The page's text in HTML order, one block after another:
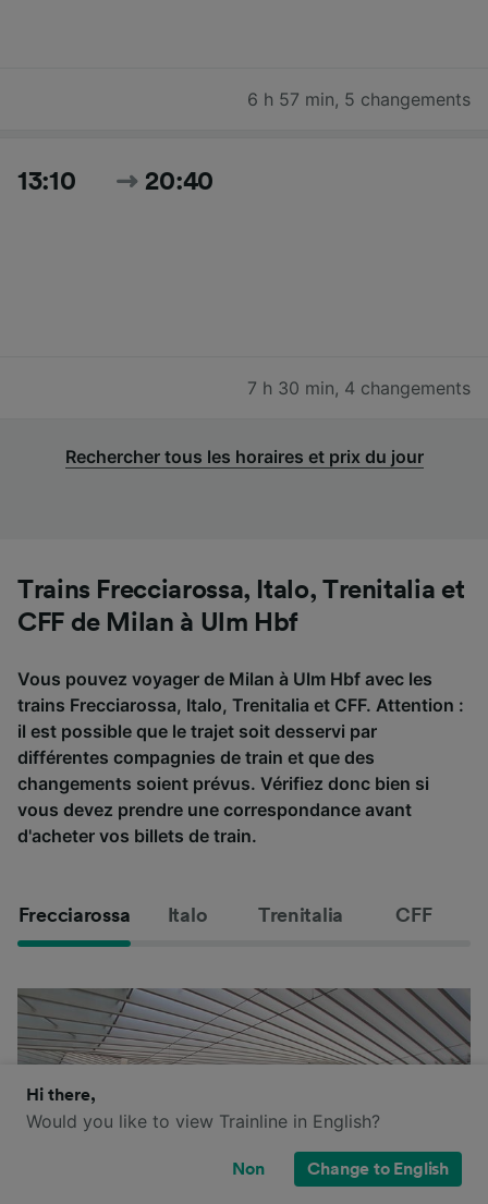
6 h 57 min, 5 changements
13:10 20:40
7 h 30 min, 4 changements
Rechercher tous les horaires et prix du jour
Trains Frecciarossa, Italo, Trenitalia et
CFF de Milan à Ulm Hbf
Vous pouvez voyager de Milan à Ulm Hbf avec les
trains Frecciarossa, Italo, Trenitalia et CFF. Attention :
il est possible que le trajet soit desservi par
différentes compagnies de train et que des
changements soient prévus. Vérifiez donc bien si
vous devez prendre une correspondance avant
d'acheter vos billets de train.
Frecciarossa Italo Trenitalia CFF
Hi there,
Would you like to view Trainline in English?
Non Change to English